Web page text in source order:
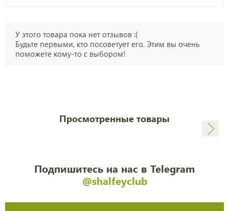
У этого товара пока нет отзывов :(
Будьте первыми, кто посоветует его. Этим вы очень
поможете кому-то с выбором!
Просмотренные товары
Подпишитесь на нас в Telegram
@shalfeyclub